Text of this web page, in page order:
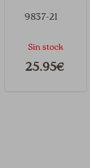
9837-21
Sin stock
25.95€